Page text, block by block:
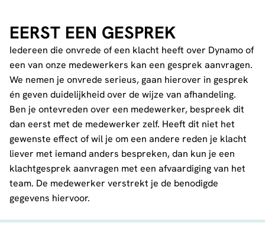
EERST EEN GESPREK
Iedereen die onvrede of een klacht heeft over Dynamo of
een van onze medewerkers kan een gesprek aanvragen.
We nemen je onvrede serieus, gaan hierover in gesprek
én geven duidelijkheid over de wijze van afhandeling.
Ben je ontevreden over een medewerker, bespreek dit
dan eerst met de medewerker zelf. Heeft dit niet het
gewenste effect of wil je om een andere reden je klacht
liever met iemand anders bespreken, dan kun je een
klachtgesprek aanvragen met een afvaardiging van het
team. De medewerker verstrekt je de benodigde
gegevens hiervoor.